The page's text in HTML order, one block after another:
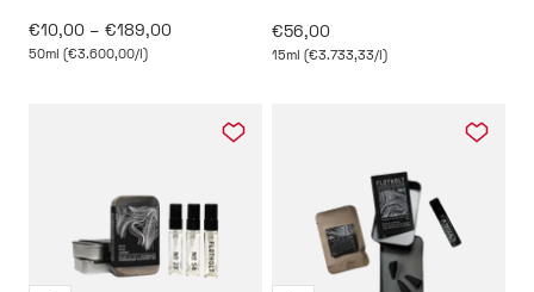
Angebot
€10,00 – €189,00
50ml (€3.600,00/l)
Angebot
€56,00
15ml (€3.733,33/l)